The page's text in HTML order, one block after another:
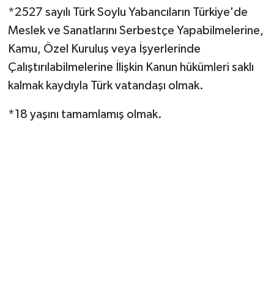
*2527 sayılı Türk Soylu Yabancıların Türkiye'de
Meslek ve Sanatlarını Serbestçe Yapabilmelerine,
Kamu, Özel Kuruluş veya İşyerlerinde
Çalıştırılabilmelerine İlişkin Kanun hükümleri saklı
kalmak kaydıyla Türk vatandaşı olmak.
*18 yaşını tamamlamış olmak.